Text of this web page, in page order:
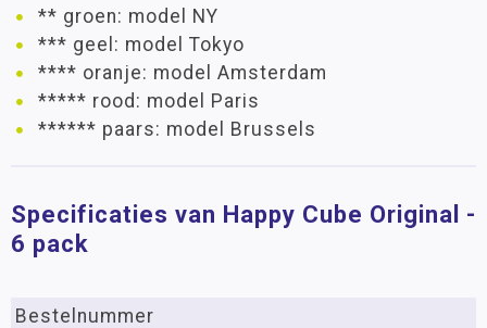
** groen: model NY
*** geel: model Tokyo
**** oranje: model Amsterdam
***** rood: model Paris
****** paars: model Brussels
Specificaties van Happy Cube Original -
6 pack
Bestelnummer